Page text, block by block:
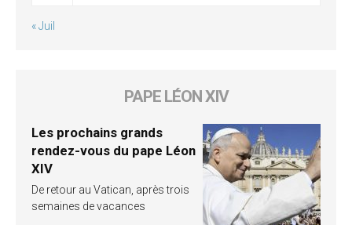
« Juil
PAPE LÉON XIV
Les prochains grands
rendez-vous du pape Léon
XIV
De retour au Vatican, après trois
semaines de vacances